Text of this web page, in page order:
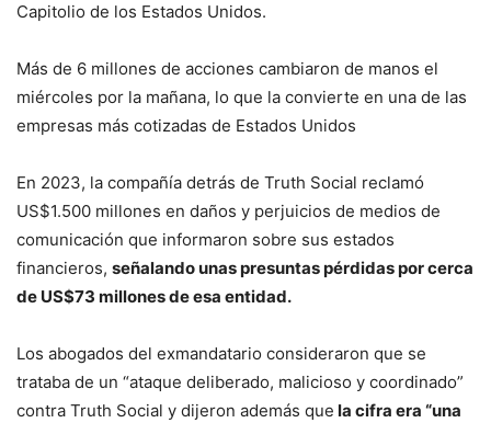
Capitolio de los Estados Unidos.
Más de 6 millones de acciones cambiaron de manos el
miércoles por la mañana, lo que la convierte en una de las
empresas más cotizadas de Estados Unidos
En 2023, la compañía detrás de Truth Social reclamó
US$1.500 millones en daños y perjuicios de medios de
comunicación que informaron sobre sus estados
financieros, señalando unas presuntas pérdidas por cerca
de US$73 millones de esa entidad.
Los abogados del exmandatario consideraron que se
trataba de un “ataque deliberado, malicioso y coordinado”
contra Truth Social y dijeron además que la cifra era “una